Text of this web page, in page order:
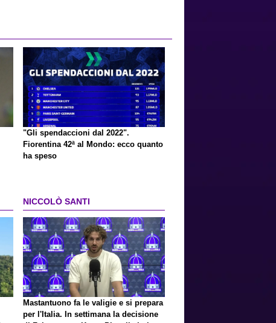
"Gli spendaccioni dal 2022".
Fiorentina 42ª al Mondo: ecco quanto
ha speso
NICCOLÒ SANTI
Mastantuono fa le valigie e si prepara
per l'Italia. In settimana la decisione